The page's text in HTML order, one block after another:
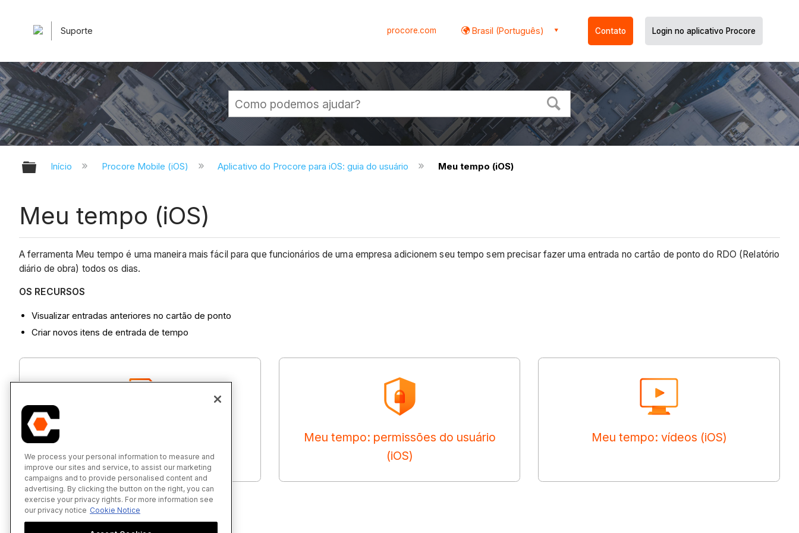
Suporte procore.com Brasil (Português) Contato Login no aplicativo Procore
Expandir/recolher hierarquia global
Início Procore Mobile (iOS) Aplicativo do Procore para iOS: guia do usuário Meu tempo (iOS)
Meu tempo (iOS)
A ferramenta Meu tempo é uma maneira mais fácil para que funcionários de uma empresa adicionem seu tempo sem precisar fazer uma entrada no cartão de ponto do RDO (Relatório
diário de obra) todos os dias.
OS RECURSOS
Visualizar entradas anteriores no cartão de ponto
Criar novos itens de entrada de tempo
Meu tempo: permissões do usuário
(iOS)
Meu tempo: vídeos (iOS)
We process your personal information to measure and
improve our sites and service, to assist our marketing
campaigns and to provide personalised content and
advertising. By clicking the button on the right, you can
exercise your privacy rights. For more information see
our privacy notice Cookie Notice